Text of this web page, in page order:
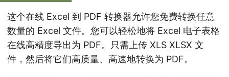
这个在线 Excel 到 PDF 转换器允许您免费转换任意
数量的 Excel 文件。您可以轻松地将 Excel 电子表格
在线高精度导出为 PDF。只需上传 XLS XLSX 文
件，然后将它们高质量、高速地转换为 PDF。